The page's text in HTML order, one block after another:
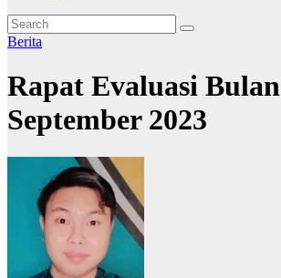
Berita
Rapat Evaluasi Bulan
September 2023